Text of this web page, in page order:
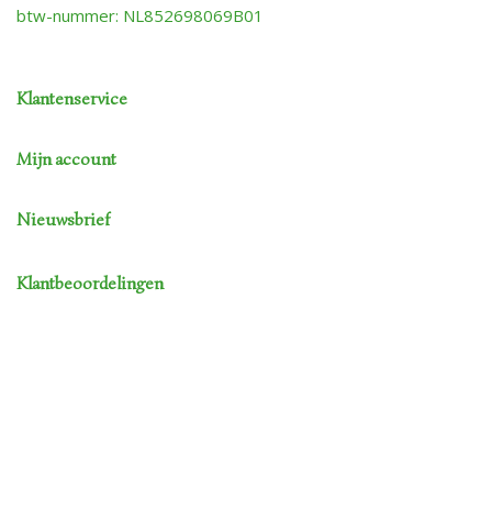
btw-nummer: NL852698069B01
Klantenservice
Mijn account
Nieuwsbrief
Klantbeoordelingen